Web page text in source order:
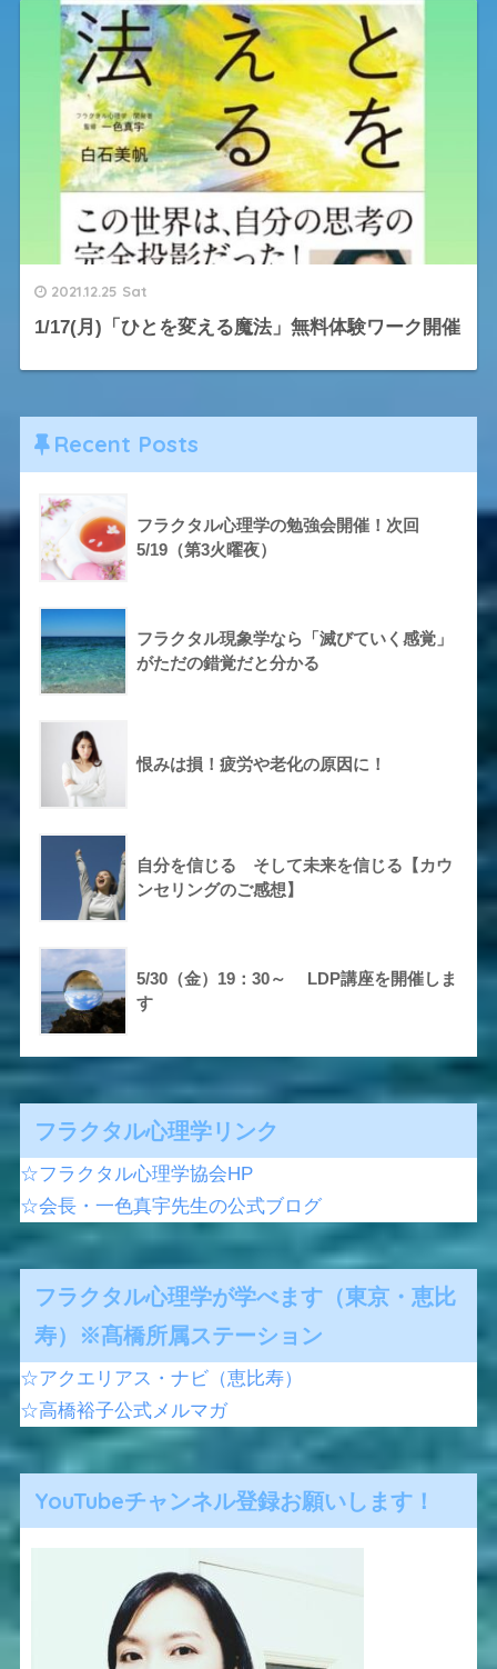
2021.12.25 Sat
1/17(月)「ひとを変える魔法」無料体験ワーク開催
Recent Posts
フラクタル心理学の勉強会開催！次回
5/19（第3火曜夜）
フラクタル現象学なら「滅びていく感覚」
がただの錯覚だと分かる
恨みは損！疲労や老化の原因に！
自分を信じる そして未来を信じる【カウ
ンセリングのご感想】
5/30（金）19：30～ LDP講座を開催しま
す
フラクタル心理学リンク
☆フラクタル心理学協会HP
☆会長・一色真宇先生の公式ブログ
フラクタル心理学が学べます（東京・恵比
寿）※髙橋所属ステーション
☆アクエリアス・ナビ（恵比寿）
☆高橋裕子公式メルマガ
YouTubeチャンネル登録お願いします！